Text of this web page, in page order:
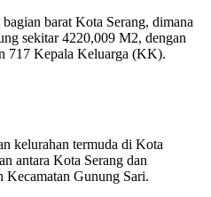
barat Kota Serang, dimana
sekitar 4220,009 M2, dengan
717 Kepala Keluarga (KK).
kelurahan termuda di Kota
antara Kota Serang dan
Kecamatan Gunung Sari.